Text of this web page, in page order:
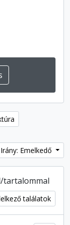
Irány: Emelkedő
tartalommal
találatok